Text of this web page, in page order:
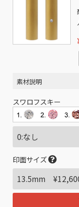
素材説明
スワロフスキー
印面サイズ